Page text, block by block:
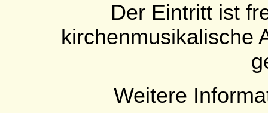
Der Eintritt ist
kirchenmusikalische
Weitere